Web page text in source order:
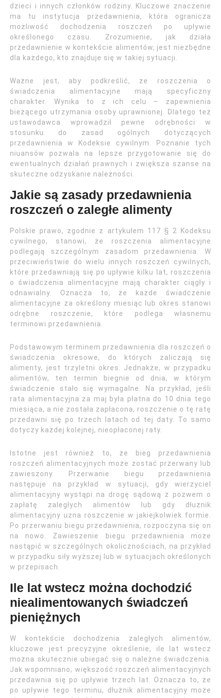
dzieci i innych członków rodziny. Kluczowe znaczenie
ma tu instytucja przedawnienia, która ogranicza
możliwość dochodzenia roszczeń po upływie
określonego czasu. Zrozumienie, jak działa
przedawnienie w kontekście alimentów, jest niezbędne
dla każdego, kto znajduje się w takiej sytuacji.
Ważne jest, aby podkreślić, że roszczenia o
świadczenia alimentacyjne mają specyficzny
charakter. Wynika to z ich celu – zapewnienia
bieżącego utrzymania osoby uprawnionej. Dlatego też
ustawodawca wprowadził pewne odrębności w
stosunku do zasad ogólnych dotyczących
przedawnienia w Kodeksie cywilnym. Poznanie tych
niuansów pozwala na lepsze przygotowanie się do
ewentualnych działań prawnych i zwiększa szanse na
skuteczne odzyskanie należności.
Jakie są zasady przedawnienia
roszczeń o zaległe alimenty
Polskie prawo, zgodnie z artykułem 117 § 2 Kodeksu
cywilnego, stanowi, że roszczenia alimentacyjne
podlegają szczególnym zasadom przedawnienia. W
przeciwieństwie do wielu innych roszczeń cywilnych,
które przedawniają się po upływie kilku lat, roszczenia
o świadczenia alimentacyjne mają charakter ciągły i
odnawialny. Oznacza to, że każde świadczenie
alimentacyjne za określony miesiąc lub okres stanowi
odrębne roszczenie, które podlega własnemu
terminowi przedawnienia.
Podstawowym terminem przedawnienia dla roszczeń o
świadczenia okresowe, do których zaliczają się
alimenty, jest trzyletni okres. Jednakże, w przypadku
alimentów, ten termin biegnie od dnia, w którym
świadczenie stało się wymagalne. Na przykład, jeśli
rata alimentacyjna za maj była płatna do 10 dnia tego
miesiąca, a nie została zapłacona, roszczenie o tę ratę
przedawni się po trzech latach od tej daty. To samo
dotyczy każdej kolejnej, nieopłaconej raty.
Istotne jest również to, że bieg przedawnienia
roszczeń alimentacyjnych może zostać przerwany lub
zawieszony. Przerwanie biegu przedawnienia
następuje na przykład w sytuacji, gdy wierzyciel
alimentacyjny wystąpi na drogę sądową z pozwem o
zapłatę zaległych alimentów lub gdy dłużnik
alimentacyjny uzna roszczenie w jakiejkolwiek formie.
Po przerwaniu biegu przedawnienia, rozpoczyna się on
na nowo. Zawieszenie biegu przedawnienia może
nastąpić w szczególnych okolicznościach, na przykład
w przypadku siły wyższej lub w sytuacjach określonych
w przepisach.
Ile lat wstecz można dochodzić
niealimentowanych świadczeń
pieniężnych
W kontekście dochodzenia zaległych alimentów,
kluczowe jest precyzyjne określenie, ile lat wstecz
można skutecznie ubiegać się o należne świadczenia.
Jak wspomniano, większość roszczeń alimentacyjnych
przedawnia się po upływie trzech lat. Oznacza to, że
po upływie tego terminu, dłużnik alimentacyjny może